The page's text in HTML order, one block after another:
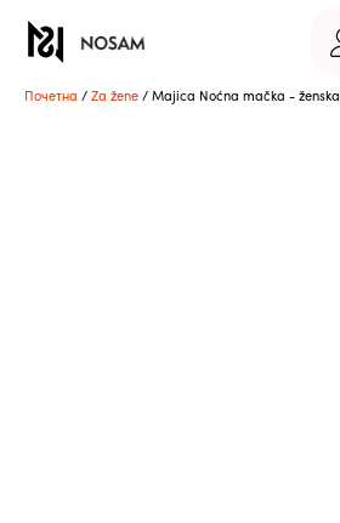
Почетна / Za žene / Majica Noćna mačka - ženska